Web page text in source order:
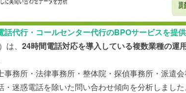
話代行・コールセンター代行のBPOサービスを提
、 24時間電話対応を導入している複数業種の運
事務所・法律事務所・整体院・探偵事務所・派遣
迷惑電話を除いた問い合わせ傾向を分析しました